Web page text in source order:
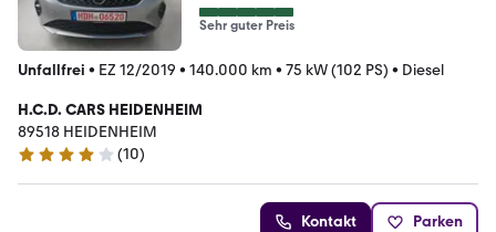
Sehr guter Preis
Unfallfrei • EZ 12/2019 • 140.000 km • 75 kW (102 PS) • Diesel
H.C.D. CARS HEIDENHEIM
89518 HEIDENHEIM
4.1 Sterne
(10)
Kontakt Parken